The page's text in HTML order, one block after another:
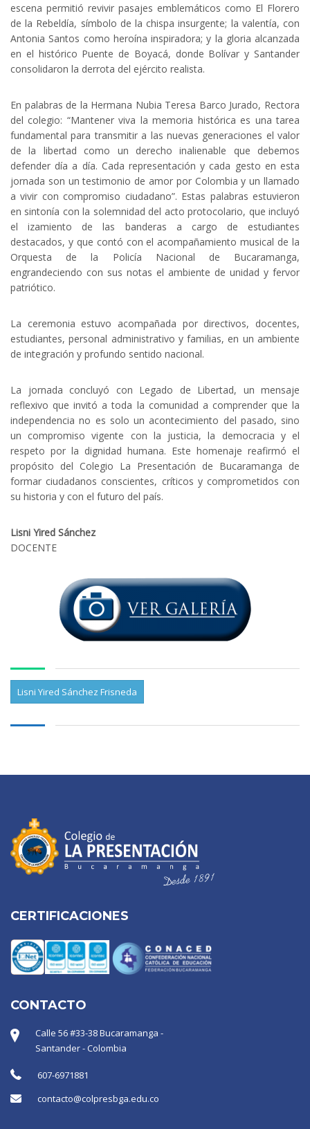
escena permitió revivir pasajes emblemáticos como El Florero
de la Rebeldía, símbolo de la chispa insurgente; la valentía, con
Antonia Santos como heroína inspiradora; y la gloria alcanzada
en el histórico Puente de Boyacá, donde Bolívar y Santander
consolidaron la derrota del ejército realista.
En palabras de la Hermana Nubia Teresa Barco Jurado, Rectora
del colegio: “Mantener viva la memoria histórica es una tarea
fundamental para transmitir a las nuevas generaciones el valor
de la libertad como un derecho inalienable que debemos
defender día a día. Cada representación y cada gesto en esta
jornada son un testimonio de amor por Colombia y un llamado
a vivir con compromiso ciudadano”. Estas palabras estuvieron
en sintonía con la solemnidad del acto protocolario, que incluyó
el izamiento de las banderas a cargo de estudiantes
destacados, y que contó con el acompañamiento musical de la
Orquesta de la Policía Nacional de Bucaramanga,
engrandeciendo con sus notas el ambiente de unidad y fervor
patriótico.
La ceremonia estuvo acompañada por directivos, docentes,
estudiantes, personal administrativo y familias, en un ambiente
de integración y profundo sentido nacional.
La jornada concluyó con Legado de Libertad, un mensaje
reflexivo que invitó a toda la comunidad a comprender que la
independencia no es solo un acontecimiento del pasado, sino
un compromiso vigente con la justicia, la democracia y el
respeto por la dignidad humana. Este homenaje reafirmó el
propósito del Colegio La Presentación de Bucaramanga de
formar ciudadanos conscientes, críticos y comprometidos con
su historia y con el futuro del país.
Lisni Yired Sánchez
DOCENTE
Lisni Yired Sánchez Frisneda
CERTIFICACIONES
CONTACTO
Calle 56 #33-38 Bucaramanga -
Santander - Colombia
607-6971881
contacto@colpresbga.edu.co